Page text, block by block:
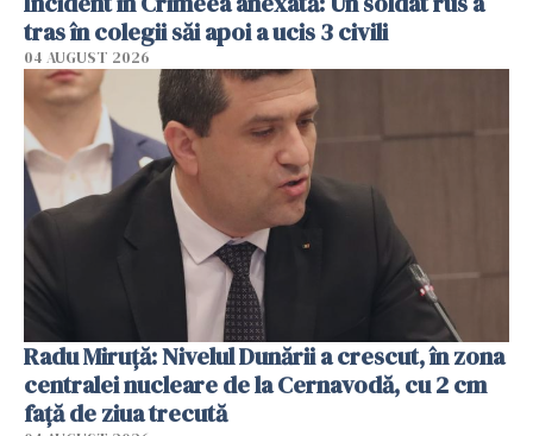
tras în colegii săi apoi a ucis 3 civili
04 AUGUST 2026
Radu Miruţă: Nivelul Dunării a crescut, în zona
centralei nucleare de la Cernavodă, cu 2 cm
faţă de ziua trecută